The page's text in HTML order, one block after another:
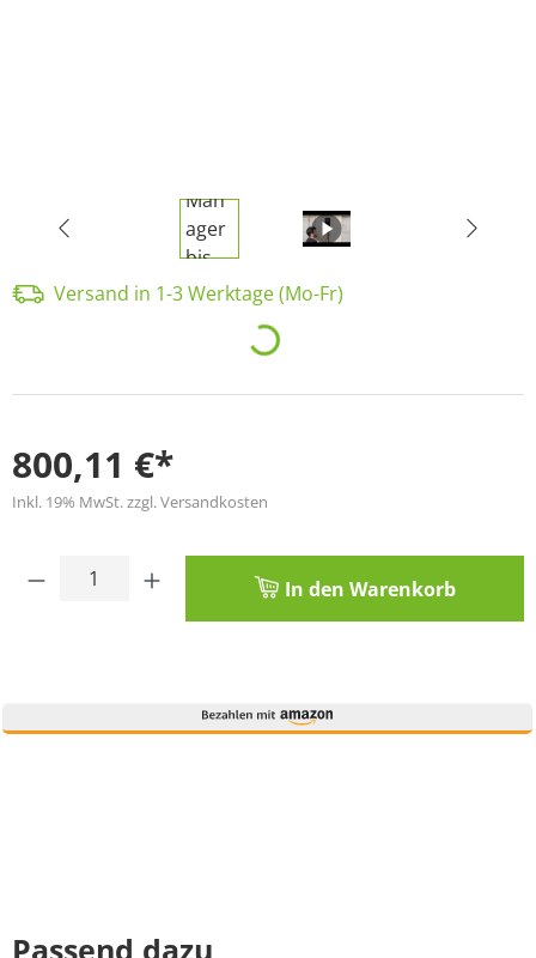
Versand in 1-3 Werktage (Mo-Fr)
Loading...
800,11 €*
Inkl. 19% MwSt. zzgl. Versandkosten
Produkt Anzahl: Gib den gewünschten
In den Warenkorb
Passend dazu